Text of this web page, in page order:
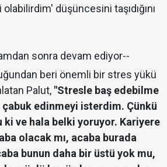
düşüncesini taşıdığını
sonra devam ediyor--
beri önemli bir stres yükü
Palut, "Stresle baş edebilme
edinmeyi isterdim. Çünkü
ki ve hala belki yoruyor. Kariyere
olacak mı, acaba burada
bunun daha bir üstü yok mu,